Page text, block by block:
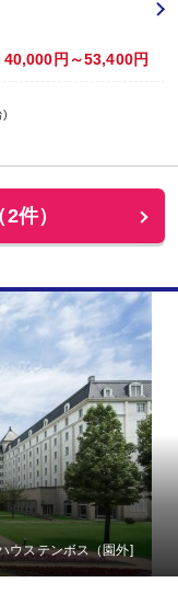
40,000円～53,400円
)
件）
ウステンボス（園外]